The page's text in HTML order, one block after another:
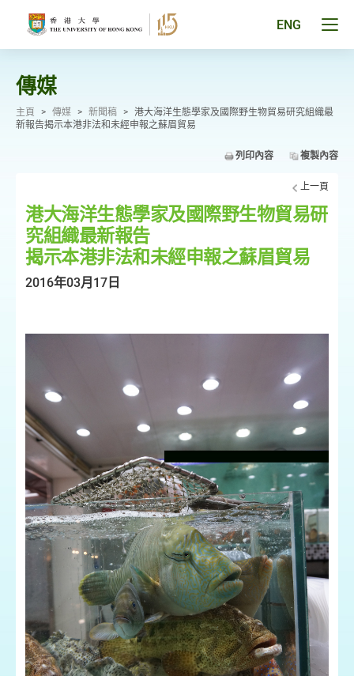
ENG
傳媒
主頁 > 傳媒 > 新聞稿 > 港大海洋生態學家及國際野生物貿易研究組織最
新報告揭示本港非法和未經申報之蘇眉貿易
列印內容 複製內容
上一頁
港大海洋生態學家及國際野生物貿易研
究組織最新報告
揭示本港非法和未經申報之蘇眉貿易
2016年03月17日